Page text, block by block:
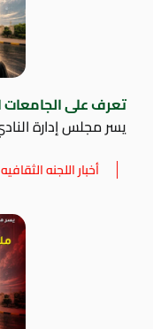
تعرف على الجامعات
يسر مجلس إدارة
أخبار اللجنه الثقافيه